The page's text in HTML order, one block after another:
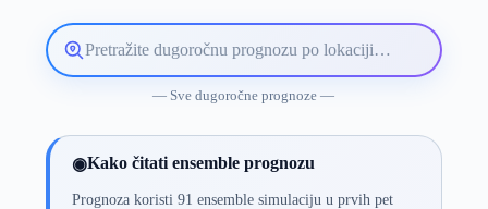
Pretražite
lokaciju
— Sve dugoročne prognoze —
◉Kako čitati ensemble prognozu
Prognoza koristi 91 ensemble simulaciju u prvih pet